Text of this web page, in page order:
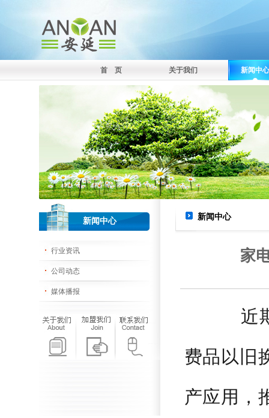
首 页 关于我们 新闻中心
新闻中心
行业资讯
公司动态
媒体播报
新闻中心
家
近期
费品以旧
产应用，